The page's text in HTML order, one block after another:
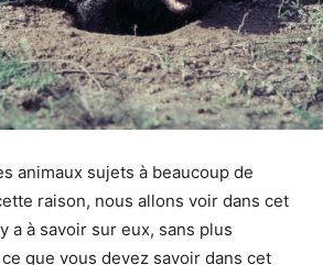
animaux sujets à beaucoup de
raison, nous allons voir dans cet
a à savoir sur eux, sans plus
que vous devez savoir dans cet